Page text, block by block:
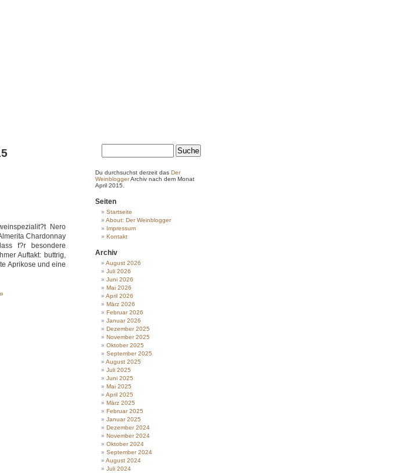
Nero
Chardonnay
f?r besondere
Auftakt: buttrig,
Aprikose und eine
Du durchsuchst derzeit das Der
WeinbloggerArchiv nach dem Monat
April 2015.
Seiten
Startseite
About: Der Weinblogger
Impressum
Kontakt
Archiv
August 2026
Juli 2026
Juni 2026
Mai 2026
April 2026
März 2026
Februar 2026
Januar 2026
Dezember 2025
November 2025
Oktober 2025
September 2025
August 2025
Juli 2025
Juni 2025
Mai 2025
April 2025
März 2025
Februar 2025
Januar 2025
Dezember 2024
November 2024
Oktober 2024
September 2024
August 2024
Juli 2024